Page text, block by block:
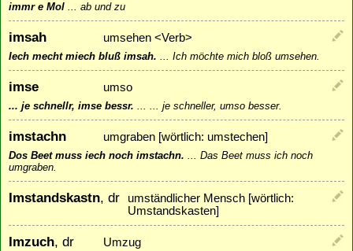
immr e Mol ... ab und zu
imsah umsehen <Verb>
Iech mecht miech bluß imsah. ... Ich möchte mich bloß umsehen.
imse umso
... je schnellr, imse bessr. ... ... je schneller, umso besser.
imstachn umgraben [wörtlich: umstechen]
Dos Beet muss iech noch imstachn. ... Das Beet muss ich noch
umgraben.
Imstandskastn, dr
umständlicher Mensch [wörtlich:
Umstandskasten]
Imzuch, dr Umzug